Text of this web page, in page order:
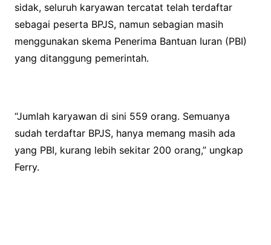
sidak, seluruh karyawan tercatat telah terdaftar
sebagai peserta BPJS, namun sebagian masih
menggunakan skema Penerima Bantuan Iuran (PBI)
yang ditanggung pemerintah.
“Jumlah karyawan di sini 559 orang. Semuanya
sudah terdaftar BPJS, hanya memang masih ada
yang PBI, kurang lebih sekitar 200 orang,” ungkap
Ferry.